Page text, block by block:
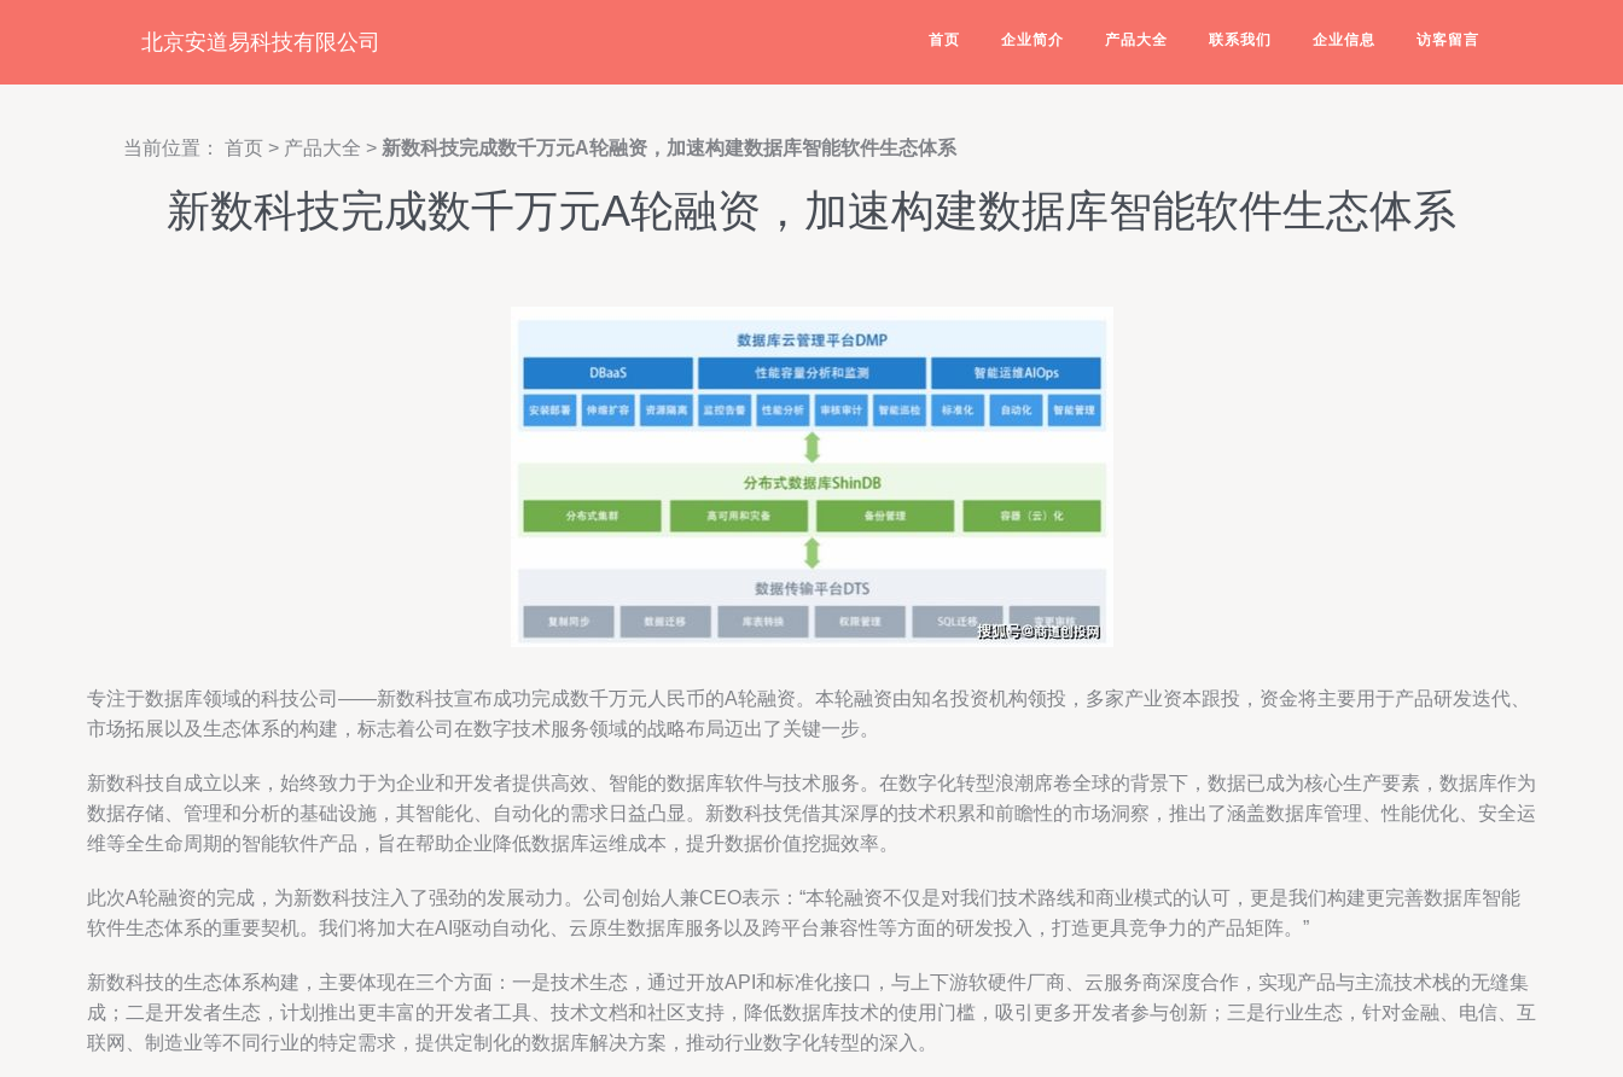
北京安道易科技有限公司 首页 企业简介 产品大全 联系我们 企业信息 访客留言
当前位置： 首页 > 产品大全 > 新数科技完成数千万元A轮融资，加速构建数据库智能软件生态体系
新数科技完成数千万元A轮融资，加速构建数据库智能软件生态体系
专注于数据库领域的科技公司——新数科技宣布成功完成数千万元人民币的A轮融资。本轮融资由知名投资机构领投，多家产业资本跟投，资金将主要用于产品研发迭代、
市场拓展以及生态体系的构建，标志着公司在数字技术服务领域的战略布局迈出了关键一步。
新数科技自成立以来，始终致力于为企业和开发者提供高效、智能的数据库软件与技术服务。在数字化转型浪潮席卷全球的背景下，数据已成为核心生产要素，数据库作为
数据存储、管理和分析的基础设施，其智能化、自动化的需求日益凸显。新数科技凭借其深厚的技术积累和前瞻性的市场洞察，推出了涵盖数据库管理、性能优化、安全运
维等全生命周期的智能软件产品，旨在帮助企业降低数据库运维成本，提升数据价值挖掘效率。
此次A轮融资的完成，为新数科技注入了强劲的发展动力。公司创始人兼CEO表示：“本轮融资不仅是对我们技术路线和商业模式的认可，更是我们构建更完善数据库智能
软件生态体系的重要契机。我们将加大在AI驱动自动化、云原生数据库服务以及跨平台兼容性等方面的研发投入，打造更具竞争力的产品矩阵。”
新数科技的生态体系构建，主要体现在三个方面：一是技术生态，通过开放API和标准化接口，与上下游软硬件厂商、云服务商深度合作，实现产品与主流技术栈的无缝集
成；二是开发者生态，计划推出更丰富的开发者工具、技术文档和社区支持，降低数据库技术的使用门槛，吸引更多开发者参与创新；三是行业生态，针对金融、电信、互
联网、制造业等不同行业的特定需求，提供定制化的数据库解决方案，推动行业数字化转型的深入。